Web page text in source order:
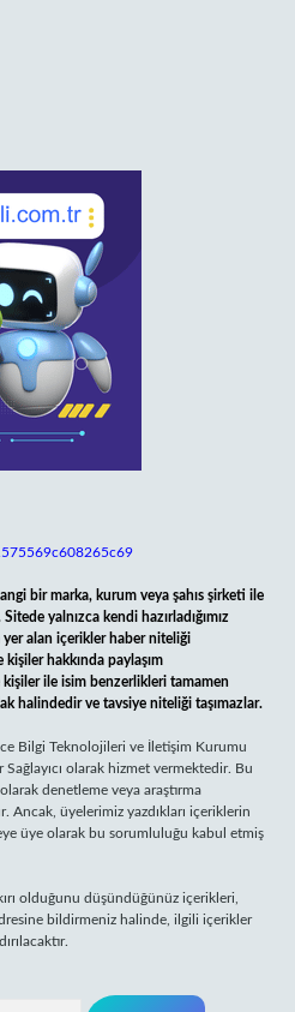
bir marka, kurum veya şahıs şirketi ile
yalnızca kendi hazırladığımız
yer alan içerikler haber niteliği
hakkında paylaşım
kişiler ile isim benzerlikleri tamamen
halindedir ve tavsiye niteliği taşımazlar.
Bilgi Teknolojileri ve İletişim Kurumu
Sağlayıcı olarak hizmet vermektedir. Bu
denetleme veya araştırma
Ancak, üyelerimiz yazdıkları içeriklerin
üye olarak bu sorumluluğu kabul etmiş
olduğunu düşündüğünüz içerikleri,
bildirmeniz halinde, ilgili içerikler